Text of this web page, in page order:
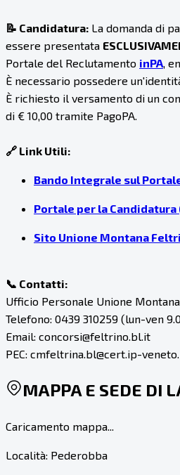
📝 Candidatura: La domanda di
essere presentata
Portale del Reclutamento inPA,
È necessario possedere un'identità
È richiesto il versamento di un
di € 10,00 tramite PagoPA.
🔗 Link Utili:
Bando Integrale sul
Portale per la Candidatura
Sito Unione Montana
📞 Contatti:
Ufficio Personale Unione
Telefono: 0439 310259 (lun-ven
Email: concorsi@feltrino.bl.it
PEC: cmfeltrina.bl@cert.ip-
MAPPA E SEDE DI
Caricamento mappa...
Località: Pederobba